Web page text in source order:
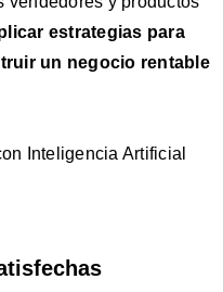
estrategias para
un negocio rentable
Inteligencia Artificial